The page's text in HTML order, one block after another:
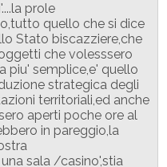
prole
quello che si dice
Stato biscazziere,che
che volesssero
piu' semplice,e' quello
strategica degli
territoriali,ed anche
aperti poche ore al
in pareggio,la
sala /casino',stia